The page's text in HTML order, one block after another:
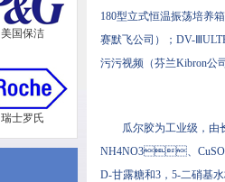
美国保洁
瑞士罗氏
180型立式恒温振荡培养箱
赛默飞公司）；DV-
污污视频（芬兰Kibron公司）
瓜尔胶为工业级
NH4NO3、
D-‍甘露糖和3，‍5-‍二硝基